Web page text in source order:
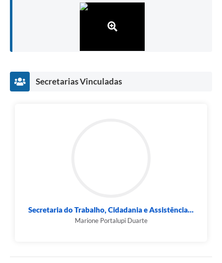
Secretarias Vinculadas
Secretaria do Trabalho, Cidadania e Assistência...
Marione Portalupi Duarte